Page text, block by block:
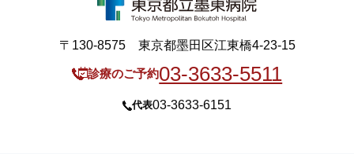
〒130-8575 東京都墨田区江東橋4-23-15
診療のご予約03-3633-5511
代表03-3633-6151